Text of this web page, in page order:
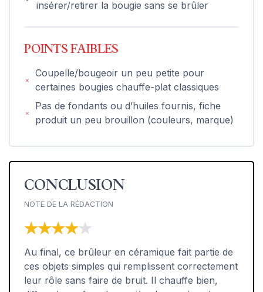
insérer/retirer la bougie sans se brûler
POINTS FAIBLES
Coupelle/bougeoir un peu petite pour
certaines bougies chauffe-plat classiques
Pas de fondants ou d’huiles fournis, fiche
produit un peu brouillon (couleurs, marque)
CONCLUSION
NOTE DE LA RÉDACTION
★★★★★
★★★★★
Au final, ce brûleur en céramique fait partie de
ces objets simples qui remplissent correctement
leur rôle sans faire de bruit. Il chauffe bien,